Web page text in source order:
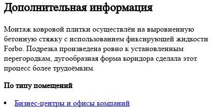
Дополнительная информация
Монтаж ковровой плитки осуществлён на выровненную
бетонную стяжку с использованием фиксирующей жидкости
Forbo. Подрезка произведена ровно к установленным
перегородкам, дугообразная форма коридора сделала этот
процесс более трудоёмким.
По типу помещений
Бизнес-центры и офисы компаний